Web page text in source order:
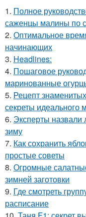
1. Полное
саженцы малины по
2. Оптимальное
начинающих
3. Headlines:
4. Пошаговое
маринованные
5. Рецепт
секреты идеального
6. Эксперты назвали
зиму
7. Как сохранить
простые советы
8. Огромные
зимней заготовки
9. Где смотреть
расписание